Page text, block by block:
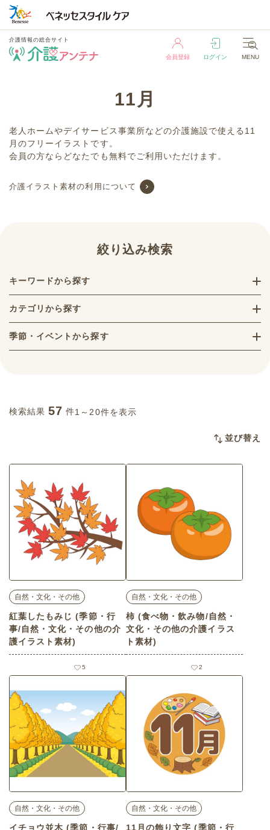
介護情報の総合サイト
会員登録 ログイン MENU
11月
老人ホームやデイサービス事業所などの介護施設で使える11
月のフリーイラストです。
会員の方ならどなたでも無料でご利用いただけます。
介護イラスト素材の利用について
絞り込み検索
キーワードから探す
カテゴリから探す
季節・イベントから探す
検索結果 57 件1～20件を表示
並び替え
自然・文化・その他
紅葉したもみじ (季節・行
事/自然・文化・その他の介
護イラスト素材)
5
自然・文化・その他
柿 (食べ物・飲み物/自然・
文化・その他の介護イラス
ト素材)
2
自然・文化・その他
イチョウ並木 (季節・行事/
自然・文化・その他
11月の飾り文字 (季節・行